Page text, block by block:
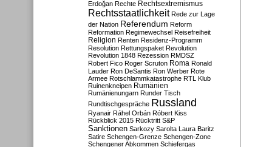
Erdoğan Rechte Rechtsextremismus
Rechtsstaatlichkeit Rede zur Lage
der Nation Referendum Reform
Reformation Regimewechsel Reisefreiheit
Religion Renten Residenz-Programm
Resolution Rettungspaket Revolution
Revolution 1848 Rezession RMDSZ
Robert Fico Roger Scruton Roma Ronald
Lauder Ron DeSantis Ron Werber Rote
Armee Rotschlammkatastrophe RTL Klub
Ruinenkneipen Rumänien
Rumänienungarn Runder Tisch
Rundtischgespräche Russland
Ryanair Ráhel Orbán Róbert Kiss
Rückblick 2015 Rücktritt S&P
Sanktionen Sarkozy Sarolta Laura Baritz
Satire Schengen-Grenze Schengen-Zone
Schengener Abkommen Schiefergas